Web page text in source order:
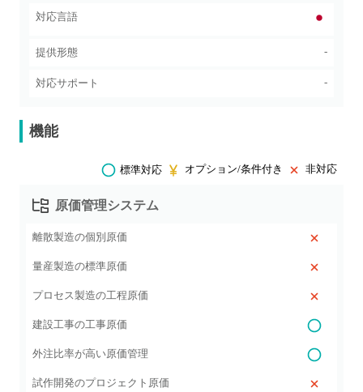
対応言語
提供形態 -
対応サポート -
機能
標準対応 オプション/条件付き 非対応
原価管理システム
離散製造の個別原価
量産製造の標準原価
プロセス製造の工程原価
建設工事の工事原価
外注比率が高い原価管理
試作開発のプロジェクト原価